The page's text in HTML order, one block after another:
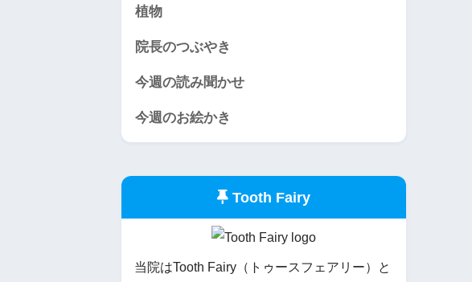
植物
院長のつぶやき
今週の読み聞かせ
今週のお絵かき
Tooth Fairy
当院はTooth Fairy（トゥースフェアリー）と